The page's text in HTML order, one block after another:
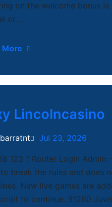
on the welcome bonus
or…
More
Lincolncasino
Jul 23, 2026
123 1 Router Login
break the rules and does
New live games are
to continue. 91260